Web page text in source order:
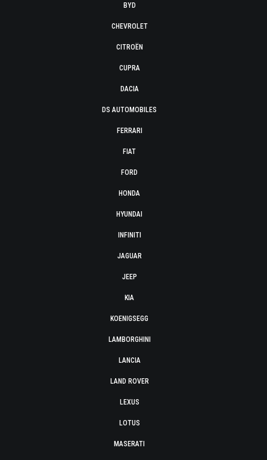
BYD
CHEVROLET
CITROËN
CUPRA
DACIA
DS AUTOMOBILES
FERRARI
FIAT
FORD
HONDA
HYUNDAI
INFINITI
JAGUAR
JEEP
KIA
KOENIGSEGG
LAMBORGHINI
LANCIA
LAND ROVER
LEXUS
LOTUS
MASERATI